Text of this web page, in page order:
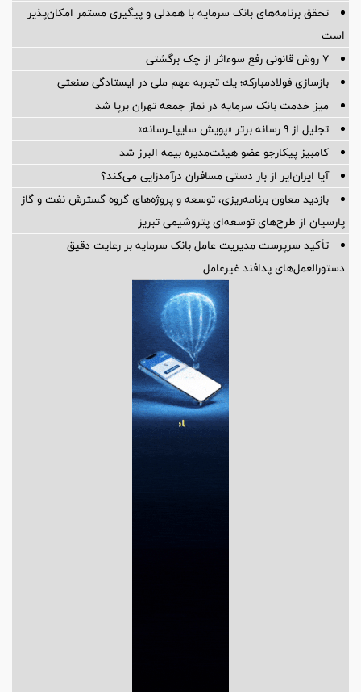
تحقق برنامه‌های بانک سرمایه با همدلی و پیگیری مستمر امکان‌پذیر
است
۷ روش قانونی رفع سوء‌اثر از چک برگشتی
بازسازی فولادمباركه؛ یك تجربه مهم ملی در ایستادگی صنعتی
میز خدمت بانک سرمایه در نماز جمعه تهران برپا شد
تجلیل از ۹ رسانه برتر «پویش سایپا_رسانه»
کامبیز پیکارجو عضو هیئت‌مدیره بيمه البرز شد
آیا ایران‌ایر از بار دستی مسافران درآمدزایی می‌کند؟
بازدید معاون برنامه‌ریزی، توسعه و پروژه‌های گروه گسترش نفت و گاز
پارسیان از طرح‌های توسعه‌ای پتروشیمی تبریز
تأکید سرپرست مدیریت عامل بانک سرمایه بر رعایت دقیق
دستورالعمل‌های پدافند غیرعامل